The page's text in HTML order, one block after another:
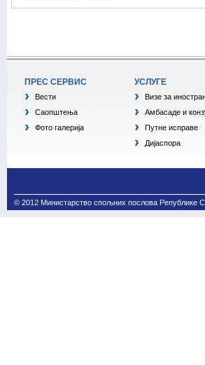
ПРЕС СЕРВИС
Вести
Саопштења
Фото галерија
УСЛУГЕ
Визе за
Амбасаде и
Путне исправе
Дијаспора
© 2012 Министарство спољних послова Републике